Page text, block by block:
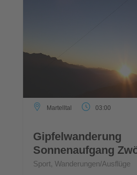
Martelltal 03:00
Gipfelwanderung
Sonnenaufgang
Sport, Wanderungen/Ausflüge